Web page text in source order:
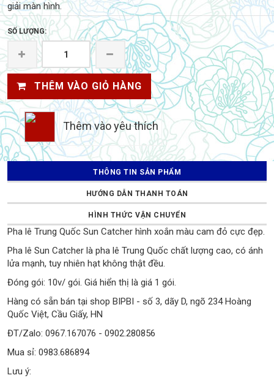
giải màn hình.
SỐ LƯỢNG:
THÊM VÀO GIỎ HÀNG
Thêm vào yêu thích
THÔNG TIN SẢN PHẨM
HƯỚNG DẪN THANH TOÁN
HÌNH THỨC VẬN CHUYỂN
Pha lê Trung Quốc Sun Catcher hình xoắn màu cam đỏ cực đẹp.
Pha lê Sun Catcher là pha lê Trung Quốc chất lượng cao, có ánh
lửa mạnh, tuy nhiên hạt không thật đều.
Đóng gói: 10v/ gói. Giá hiển thị là giá 1 gói.
Hàng có sẵn bán tại shop BIPBI - số 3, dãy D, ngõ 234 Hoàng
Quốc Việt, Cầu Giấy, HN
ĐT/Zalo: 0967.167076 - 0902.280856
Mua sỉ: 0983.686894
Lưu ý: